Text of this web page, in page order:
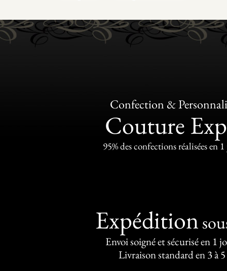
Confection &
Couture
95% des confections réalisées en
Expédition
Envoi soigné et sécurisé en 1
Livraison standard en 3 à